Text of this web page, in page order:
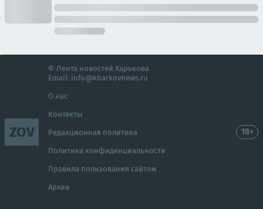
ZOV
© Лента новостей Харькова
Email: info@kharkovnews.ru
О нас
Контакты
Редакционная политика
Политика конфиденциальности
Правила пользования сайтом
Архив
18+